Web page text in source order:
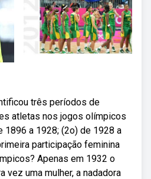
três períodos de
atletas nos jogos olímpicos
1896 a 1928; (2o) de 1928 a
participação feminina
Apenas em 1932 o
vez uma mulher, a nadadora